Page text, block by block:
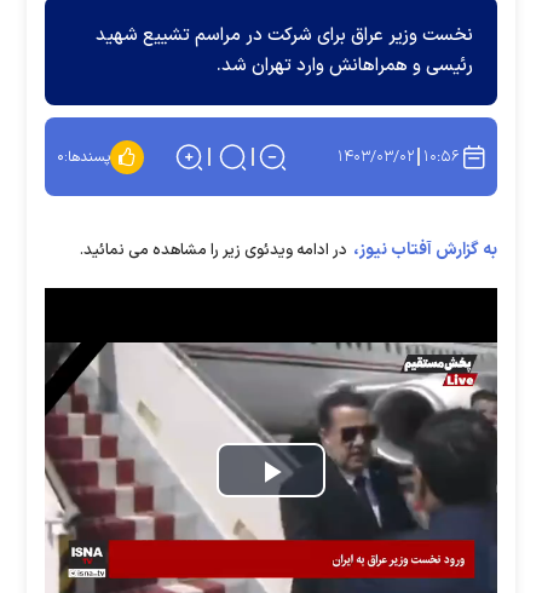
نخست وزیر عراق برای شرکت در مراسم تشییع شهید
رئیسی و همراهانش وارد تهران شد.
۱۰:۵۶ ۱۴۰۳/۰۳/۰۲ پسندها:۰
به گزارش آفتاب نیوز، در ادامه ویدئوی زیر را مشاهده می نمائید.
Play
Video